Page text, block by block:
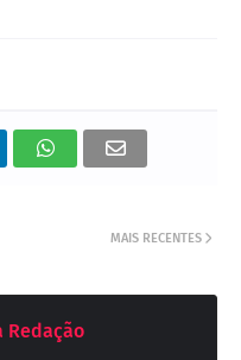
MAIS RECENTES
Redação